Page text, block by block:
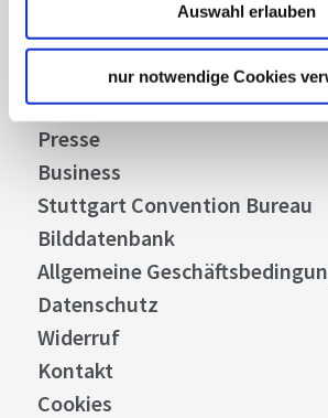
Auswahl erlauben
nur notwendige Cookies
Über uns
Stellenangebote
Presse
Business
Stuttgart Convention Bureau
Bilddatenbank
Allgemeine
Datenschutz
Widerruf
Kontakt
Cookies